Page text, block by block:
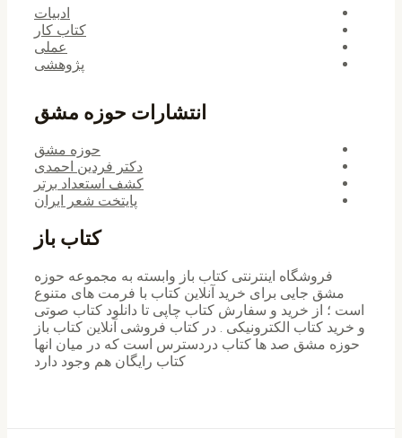
ادبیات
کتاب کار
عملی
پژوهشی
انتشارات حوزه مشق
حوزه مشق
دکتر فردین احمدی
کشف استعداد برتر
پایتخت شعر ایران
کتاب باز
فروشگاه اینترنتی کتاب باز وابسته به مجموعه حوزه
مشق جایی برای خرید ‌آنلاین کتاب با فرمت های متنوع
است ؛ از خرید و سفارش کتاب چاپی تا دانلود کتاب صوتی
و خرید کتاب الکترونیکی . در کتاب فروشی آنلاین کتاب باز
حوزه مشق صد ها کتاب دردسترس است که در میان انها
کتاب رایگان هم وجود دارد